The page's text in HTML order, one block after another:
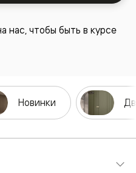
нас, чтобы быть в курсе
Новинки